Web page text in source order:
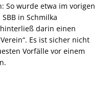
So wurde etwa im vorigen
in Schmilka
darin einen
Es ist sicher nicht
Vorfälle vor einem